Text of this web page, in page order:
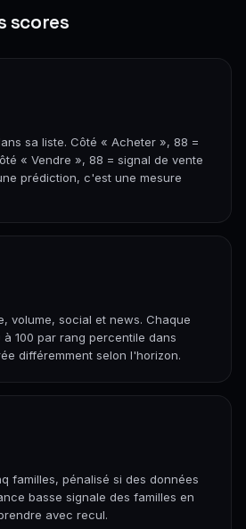
scores
sa liste. Côté « Acheter », 88 =
« Vendre », 88 = signal de vente
prédiction, c'est une mesure
volume, social et news. Chaque
100 par rang percentile dans
différemment selon l'horizon.
familles, pénalisé si des données
basse signale des familles en
avec recul.